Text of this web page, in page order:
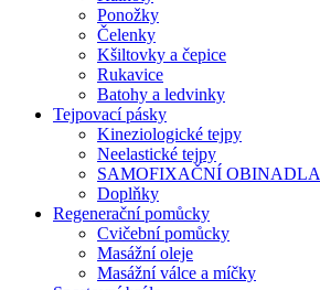
Ponožky
Čelenky
Kšiltovky a čepice
Rukavice
Batohy a ledvinky
Tejpovací pásky
Kineziologické tejpy
Neelastické tejpy
SAMOFIXAČNÍ OBINADLA
Doplňky
Regenerační pomůcky
Cvičební pomůcky
Masážní oleje
Masážní válce a míčky